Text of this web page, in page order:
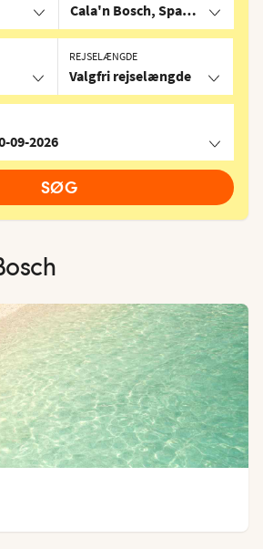
Cala'n Bosch, Spanien
REJSELÆNGDE
Valgfri rejselængde
09-2026
SØG